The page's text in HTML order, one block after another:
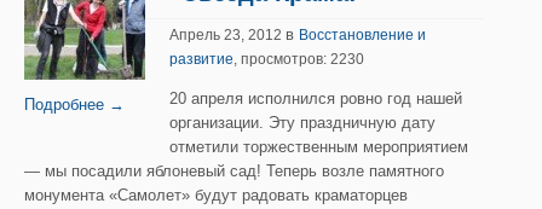
Подробнее →
Апрель 23, 2012 в Восстановление и
развитие, просмотров: 2230
20 апреля исполнился ровно год нашей
организации. Эту праздничную дату
отметили торжественным мероприятием
— мы посадили яблоневый сад! Теперь возле памятного
монумента «Самолет» будут радовать краматорцев